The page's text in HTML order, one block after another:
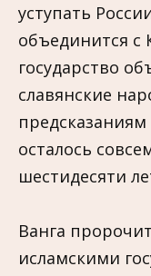
уступать
объединится с
государство
славянские
осталось
шестидесяти
Ванга
исламскими